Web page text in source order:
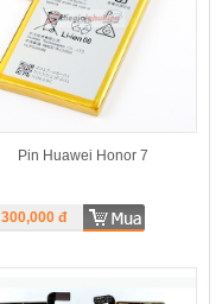
Pin Huawei Honor 7
300,000đ